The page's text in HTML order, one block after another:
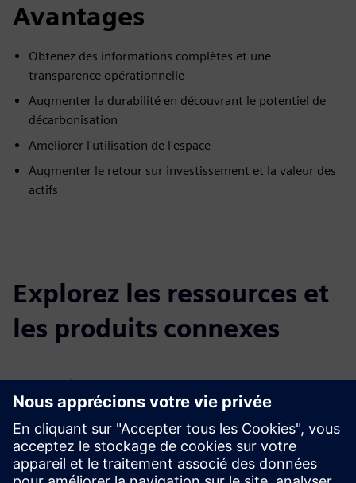
Avantages
Obtenez des informations complètes et une
transparence opérationnelle
Augmenter la durabilité en découvrant le potentiel de
décarbonisation
Améliorer l'utilisation de l'espace
Augmenter le retour sur investissement et la valeur des
actifs
Explorez les ressources et
les produits connexes
Renseignements et ressources
supplémentaires
Article de blog Digital Twin
Environnement intelligent